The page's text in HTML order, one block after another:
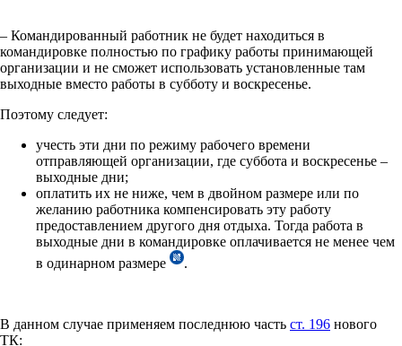
– Командированный работник не будет находиться в
командировке полностью по графику работы принимающей
организации и не сможет использовать установленные там
выходные вместо работы в субботу и воскресенье.
Поэтому следует:
учесть эти дни по режиму рабочего времени
отправляющей организации, где суббота и воскресенье –
выходные дни;
оплатить их не ниже, чем в двойном размере или по
желанию работника компенсировать эту работу
предоставлением другого дня отдыха. Тогда работа в
выходные дни в командировке оплачивается не менее чем
в одинарном размере
.
В данном случае применяем последнюю часть ст. 196 нового
ТК: